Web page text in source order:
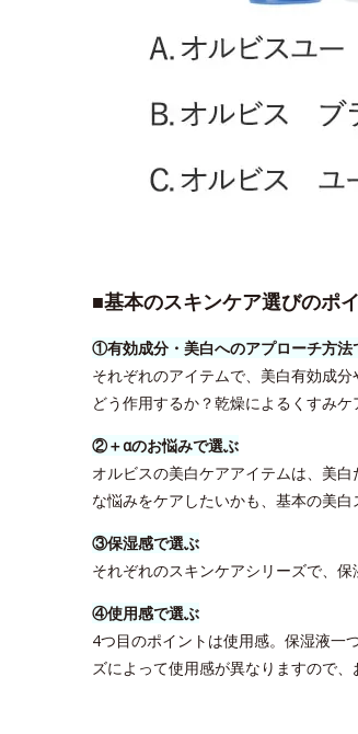
■基本のスキンケア選びのポ
①有効成分・美白へのアプローチ方法
それぞれのアイテムで、美白有効成
どう作用するか？乾燥によるくすみ
②＋αのお悩みで選ぶ
オルビスの美白ケアアイテムは、美
な悩みをケアしたいかも、基本の美白
③保湿感で選ぶ
それぞれのスキンケアシリーズで、
④使用感で選ぶ
4つ目のポイントは使用感。保湿液一
ズによって使用感が異なりますので